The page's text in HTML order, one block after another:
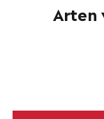
Arten